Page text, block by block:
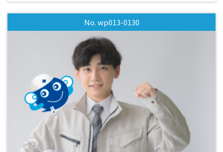
～50代前半の男性スタッフ活躍中！ ・シフト制でのお休みな
ので平日休みもOK！ 質問や相談のみも受付けますので、ご興
味のある方はお気軽にご連絡ください。
No. wp013-0130